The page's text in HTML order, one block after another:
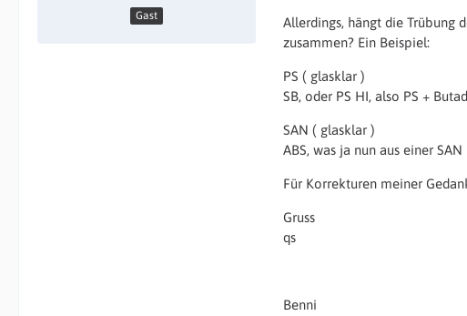
Gast
Allerdings, hängt die Trübung
zusammen? Ein Beispiel:
PS ( glasklar )
SB, oder PS HI, also PS +
SAN ( glasklar )
ABS, was ja nun aus einer
Für Korrekturen meiner
Gruss
qs
Benni